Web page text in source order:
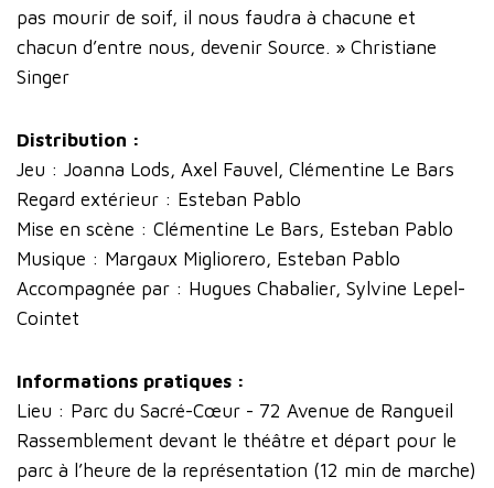
pas mourir de soif, il nous faudra à chacune et
chacun d’entre nous, devenir Source. » Christiane
Singer
Distribution :
Jeu : Joanna Lods, Axel Fauvel, Clémentine Le Bars
Regard extérieur : Esteban Pablo
Mise en scène : Clémentine Le Bars, Esteban Pablo
Musique : Margaux Migliorero, Esteban Pablo
Accompagnée par : Hugues Chabalier, Sylvine Lepel-
Cointet
Informations pratiques :
Lieu : Parc du Sacré-Cœur - 72 Avenue de Rangueil
Rassemblement devant le théâtre et départ pour le
parc à l’heure de la représentation (12 min de marche)